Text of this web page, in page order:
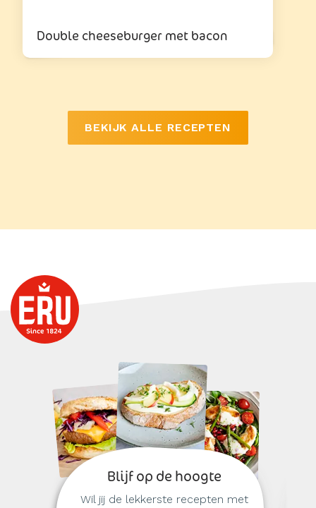
Double cheeseburger met bacon
BEKIJK ALLE RECEPTEN
Blijf op de hoogte
Wil jij de lekkerste recepten met